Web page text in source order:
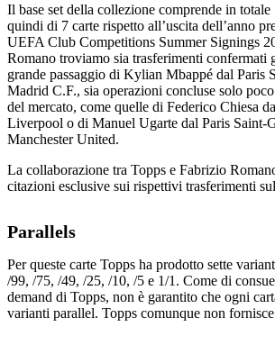
Il base set della collezione comprende in totale
quindi di 7 carte rispetto all’uscita dell’anno
UEFA Club Competitions Summer Signings
Romano troviamo sia trasferimenti confermati
grande passaggio di Kylian Mbappé dal Paris
Madrid C.F., sia operazioni concluse solo
del mercato, come quelle di Federico Chiesa
Liverpool o di Manuel Ugarte dal Paris Saint-
Manchester United.
La collaborazione tra Topps e Fabrizio
citazioni esclusive sui rispettivi trasferimenti
Parallels
Per queste carte Topps ha prodotto sette
/99, /75, /49, /25, /10, /5 e 1/1. Come di
demand di Topps, non è garantito che ogni
varianti parallel. Topps comunque non